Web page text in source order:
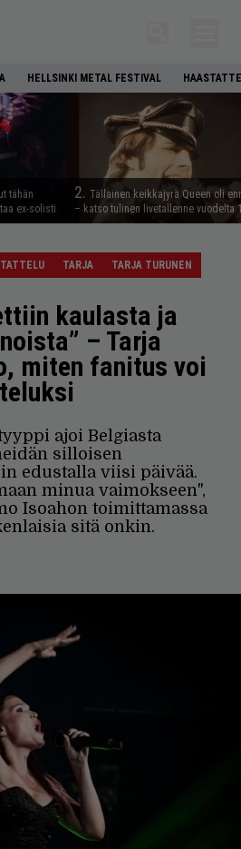
HELLSINKI METAL FESTIVAL
tähän
ex-solisti
2. Tällainen keikkajyrä Queen oli
– katso tulinen livetallenne vuodelta
TARJA TARJA TURUNEN
kaulasta ja
– Tarja
miten fanitus voi
ajoi Belgiasta
silloisen
edustalla viisi päivää.
minua vaimokseen",
Isoahon toimittamassa
sitä onkin.